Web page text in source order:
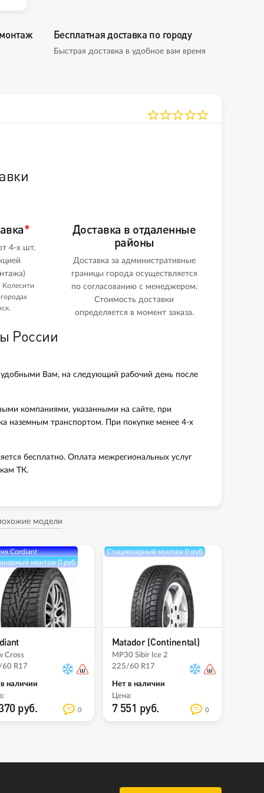
Бесплатная доставка по городу
Быстрая доставка в удобное вам время
*
4-х шт.
Колесити
Доставка в отдаленные
районы
Доставка за административные
границы города осуществляется
по согласованию с менеджером.
Стоимость доставки
определяется в момент заказа.
России
Вам, на следующий рабочий день после
компаниями, указанными на сайте, при
наземным транспортом. При покупке менее 4-х
бесплатно. Оплата межрегиональных услуг
ТК.
модели
Cordiant
монтаж 0 руб
Cross
R17
наличии
руб. 0
Стационарный монтаж 0 руб
Matador (Continental)
MP30 Sibir Ice 2
225/60 R17
Нет в наличии
Цена:
7 551 руб. 0